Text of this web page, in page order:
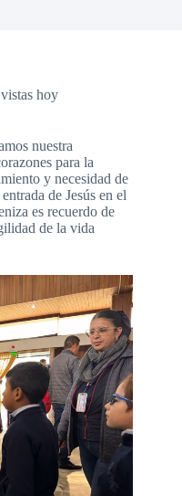
hoy
nuestra
para la
y necesidad de
de Jesús en el
es recuerdo de
de la vida